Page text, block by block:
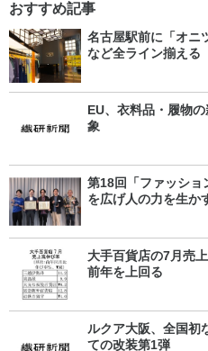
おすすめ記事
名古屋駅前に「オ
など全ライン揃える
EU、衣料品・履物
象
第18回「ファッシ
を広げ人の力を生か
大手百貨店の7月売
前年を上回る
ルクア大阪、全国
ての改装第1弾